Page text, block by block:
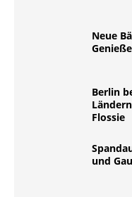
Neue
Berlin
Flossie
und